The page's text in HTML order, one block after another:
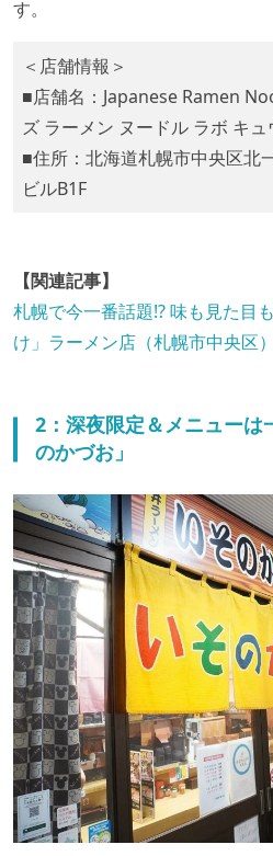
す。
＜店舗情報＞
■店舗名：Japanese Ramen
ズ ラーメン ヌードル ラボ キュ
■住所：北海道札幌市中央区北
ビルB1F
【関連記事】
札幌で今一番話題!? 味も見た目
け」ラーメン店（札幌市中央区）
2：深夜限定＆メニューは
のかづお」